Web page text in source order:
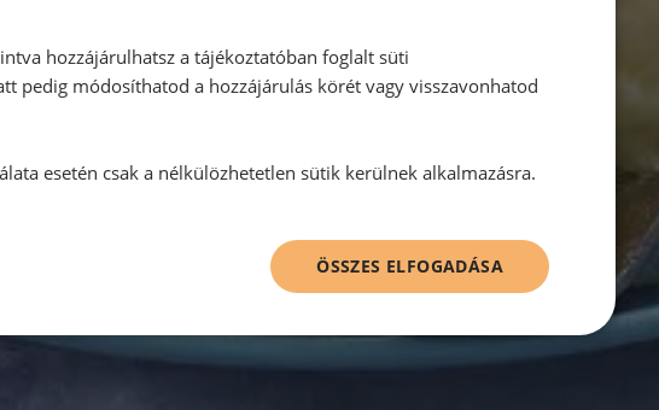
hozzájárulhatsz a tájékoztatóban foglalt süti
pedig módosíthatod a hozzájárulás körét vagy visszavonhatod
esetén csak a nélkülözhetetlen sütik kerülnek alkalmazásra.
ÖSSZES ELFOGADÁSA